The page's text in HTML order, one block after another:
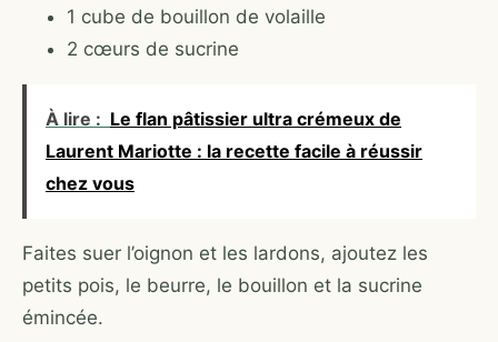
1 cube de bouillon de volaille
2 cœurs de sucrine
À lire : Le flan pâtissier ultra crémeux de
Laurent Mariotte : la recette facile à réussir
chez vous
Faites suer l’oignon et les lardons, ajoutez les
petits pois, le beurre, le bouillon et la sucrine
émincée.